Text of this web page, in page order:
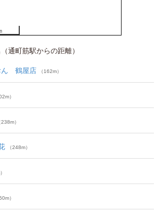
通町筋駅からの距離）
ん 鶴屋店 （162m）
）
238m）
（248m）
）